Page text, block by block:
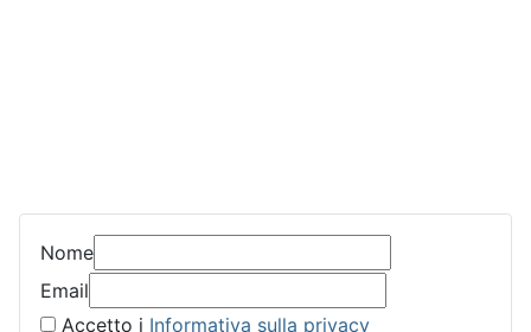
Nome
Email
Accetto i Informativa sulla privacy